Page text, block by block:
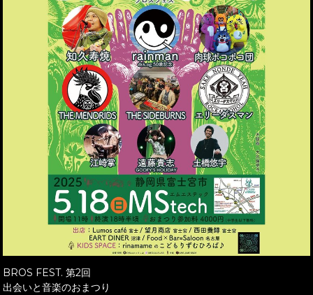
BROS FEST. 第2回
出会いと音楽のおまつり